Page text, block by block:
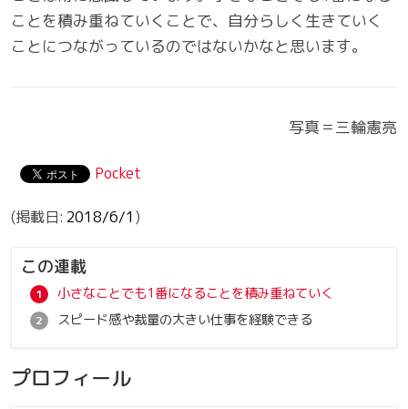
ことを積み重ねていくことで、自分らしく生きていく
ことにつながっているのではないかなと思います。
写真＝三輪憲亮
Pocket
2018/6/1
この連載
小さなことでも1番になることを積み重ねていく
スピード感や裁量の大きい仕事を経験できる
プロフィール